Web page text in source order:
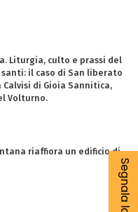
Liturgia, culto e prassi del
il caso di San liberato
di Gioia Sannitica,
Volturno.
riaffiora un edificio di